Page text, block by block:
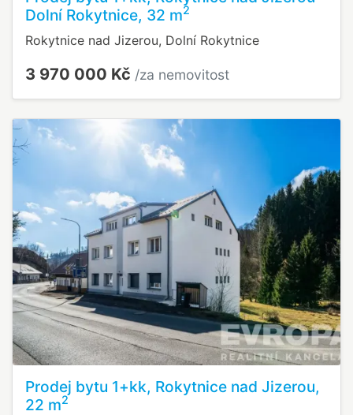
Dolní Rokytnice, 32 m2
Rokytnice nad Jizerou, Dolní Rokytnice
3 970 000 Kč /za nemovitost
Prodej bytu 1+kk, Rokytnice nad Jizerou,
22 m2